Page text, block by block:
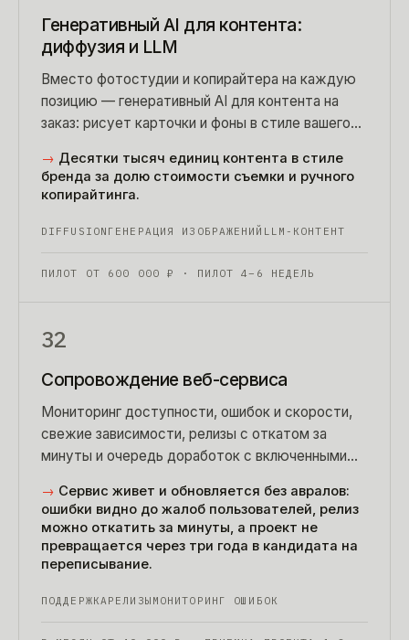
Генеративный AI для контента:
диффузия и LLM
Вместо фотостудии и копирайтера на каждую
позицию — генеративный AI для контента на
заказ: рисует карточки и фоны в стиле вашего
товара.
→ Десятки тысяч единиц контента в стиле
бренда за долю стоимости съемки и ручного
копирайтинга.
DIFFUSION ГЕНЕРАЦИЯ ИЗОБРАЖЕНИЙ LLM-КОНТЕНТ
ПИЛОТ ОТ 600 000 ₽ · ПИЛОТ 4–6 НЕДЕЛЬ
32
Сопровождение веб-сервиса
Мониторинг доступности, ошибок и скорости,
свежие зависимости, релизы с откатом за
минуты и очередь доработок с включенными
входе.
→ Сервис живет и обновляется без авралов:
ошибки видно до жалоб пользователей, релиз
можно откатить за минуты, а проект не
превращается через три года в кандидата на
переписывание.
ПОДДЕРЖКАРЕЛИЗЫ МОНИТОРИНГ ОШИБОК